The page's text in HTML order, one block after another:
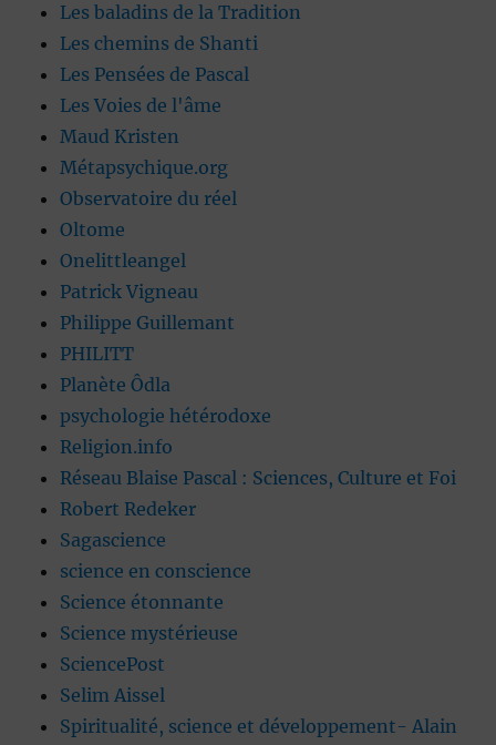
Les baladins de la Tradition
Les chemins de Shanti
Les Pensées de Pascal
Les Voies de l'âme
Maud Kristen
Métapsychique.org
Observatoire du réel
Oltome
Onelittleangel
Patrick Vigneau
Philippe Guillemant
PHILITT
Planète Ôdla
psychologie hétérodoxe
Religion.info
Réseau Blaise Pascal : Sciences, Culture et Foi
Robert Redeker
Sagascience
science en conscience
Science étonnante
Science mystérieuse
SciencePost
Selim Aissel
Spiritualité, science et développement- Alain